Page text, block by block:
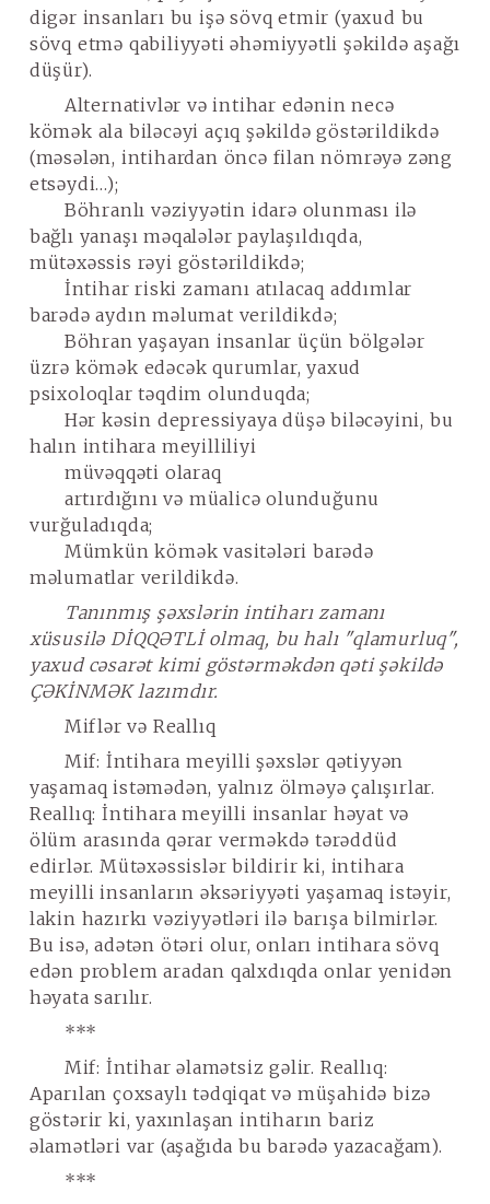
digər insanları bu işə sövq etmir (yaxud bu
sövq etmə qabiliyyəti əhəmiyyətli şəkildə aşağı
düşür).
Alternativlər və intihar edənin necə
kömək ala biləcəyi açıq şəkildə göstərildikdə
(məsələn, intihardan öncə filan nömrəyə zəng
etsəydi…);
Böhranlı vəziyyətin idarə olunması ilə
bağlı yanaşı məqalələr paylaşıldıqda,
mütəxəssis rəyi göstərildikdə;
İntihar riski zamanı atılacaq addımlar
barədə aydın məlumat verildikdə;
Böhran yaşayan insanlar üçün bölgələr
üzrə kömək edəcək qurumlar, yaxud
psixoloqlar təqdim olunduqda;
Hər kəsin depressiyaya düşə biləcəyini, bu
halın intihara meyilliliyi
müvəqqəti olaraq
artırdığını və müalicə olunduğunu
vurğuladıqda;
Mümkün kömək vasitələri barədə
məlumatlar verildikdə.
Tanınmış şəxslərin intiharı zamanı
xüsusiləDİQQƏTLİolmaq, bu halı "qlamurluq",
yaxud cəsarət kimi göstərməkdən qəti şəkildə
ÇƏKİNMƏKlazımdır.
Miflər və Reallıq
Mif: İntihara meyilli şəxslər qətiyyən
yaşamaq istəmədən, yalnız ölməyə çalışırlar.
Reallıq: İntihara meyilli insanlar həyat və
ölüm arasında qərar verməkdə tərəddüd
edirlər. Mütəxəssislər bildirir ki, intihara
meyilli insanların əksəriyyəti yaşamaq istəyir,
lakin hazırkı vəziyyətləri ilə barışa bilmirlər.
Bu isə, adətən ötəri olur, onları intihara sövq
edən problem aradan qalxdıqda onlar yenidən
həyata sarılır.
***
Mif: İntihar əlamətsiz gəlir. Reallıq:
Aparılan çoxsaylı tədqiqat və müşahidə bizə
göstərir ki, yaxınlaşan intiharın bariz
əlamətləri var (aşağıda bu barədə yazacağam).
***